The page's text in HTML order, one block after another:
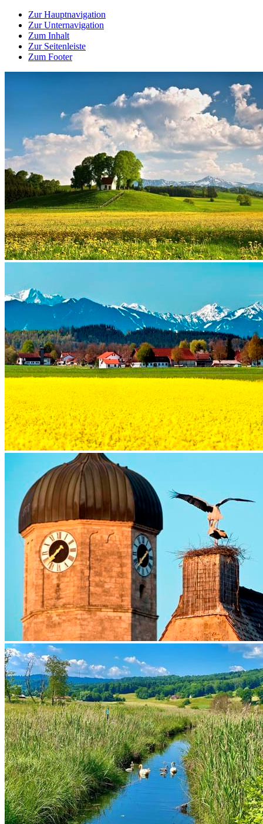
Zur Hauptnavigation
Zur Unternavigation
Zum Inhalt
Zur Seitenleiste
Zum Footer